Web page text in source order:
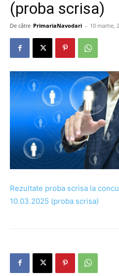
(proba scrisa)
De către PrimariaNavodari - 10 martie,
Rezultate proba scrisa la
10.03.2025 (proba scrisa)